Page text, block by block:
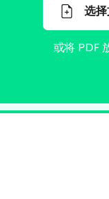
选
或将 PDF